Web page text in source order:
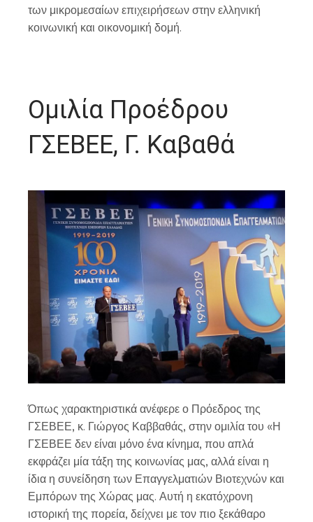
των μικρομεσαίων επιχειρήσεων στην ελληνική
κοινωνική και οικονομική δομή.
Ομιλία Προέδρου
ΓΣΕΒΕΕ, Γ. Καβαθά
Όπως χαρακτηριστικά ανέφερε ο Πρόεδρος της
ΓΣΕΒΕΕ, κ. Γιώργος Καββαθάς, στην ομιλία του «Η
ΓΣΕΒΕΕ δεν είναι μόνο ένα κίνημα, που απλά
εκφράζει μία τάξη της κοινωνίας μας, αλλά είναι η
ίδια η συνείδηση των Επαγγελματιών Βιοτεχνών και
Εμπόρων της Χώρας μας. Αυτή η εκατόχρονη
ιστορική της πορεία, δείχνει με τον πιο ξεκάθαρο